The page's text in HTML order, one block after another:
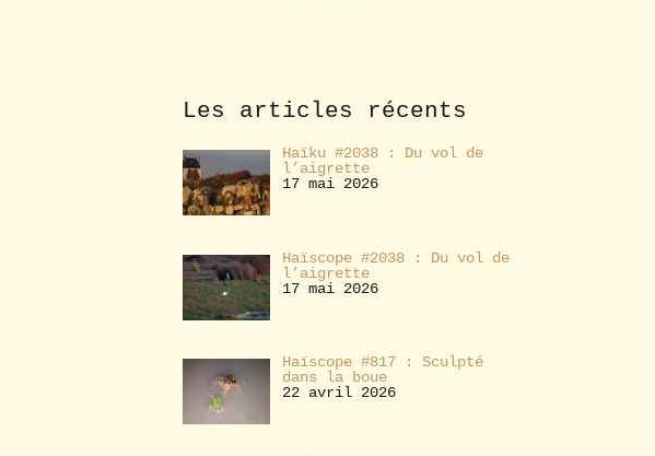
eLes articles récents
Haïku #2038 : Du vol de
l’aigrette
17 mai 2026
Haïscope #2038 : Du vol de
l’aigrette
17 mai 2026
Haïscope #817 : Sculpté
dans la boue
22 avril 2026